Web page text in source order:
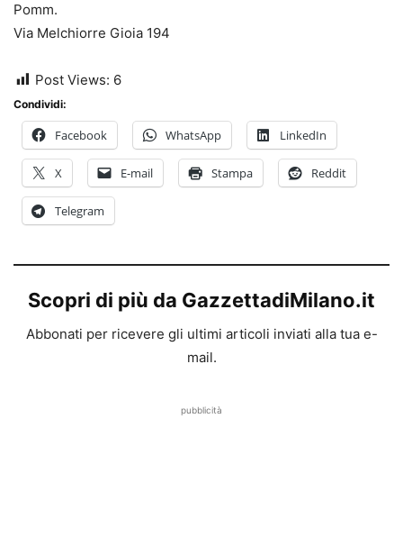
Pomm.
Via Melchiorre Gioia 194
Post Views: 6
Condividi:
Facebook WhatsApp LinkedIn
X E-mail Stampa Reddit
Telegram
Scopri di più da GazzettadiMilano.it
Abbonati per ricevere gli ultimi articoli inviati alla tua e-
mail.
pubblicità